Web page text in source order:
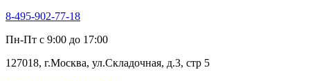
8-495-902-77-18
Пн-Пт с 9:00 до 17:00
127018, г.Москва, ул.Складочная, д.3, стр 5